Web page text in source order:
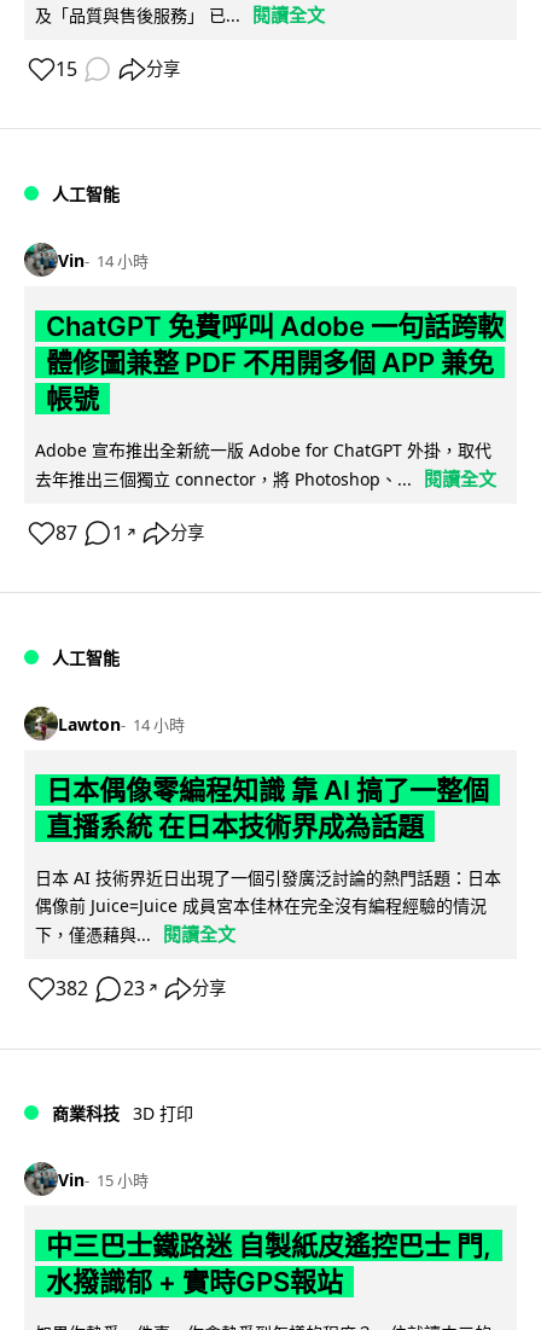
及「品質與售後服務」 已...
閱讀全文
15 分享
人工智能
Vin 14 小時
ChatGPT 免費呼叫 Adobe 一句話跨軟
體修圖兼整 PDF 不用開多個 APP 兼免
帳號
Adobe 宣布推出全新統一版 Adobe for ChatGPT 外掛，取代
去年推出三個獨立 connector，將 Photoshop、...
閱讀全文
87 1 ↗ 分享
人工智能
Lawton 14 小時
日本偶像零編程知識 靠 AI 搞了一整個
直播系統 在日本技術界成為話題
日本 AI 技術界近日出現了一個引發廣泛討論的熱門話題：日本
偶像前 Juice=Juice 成員宮本佳林在完全沒有編程經驗的情況
下，僅憑藉與...
閱讀全文
382 23 ↗ 分享
商業科技 3D 打印
Vin 15 小時
中三巴士鐵路迷 自製紙皮遙控巴士 門,
水撥識郁 + 實時GPS報站